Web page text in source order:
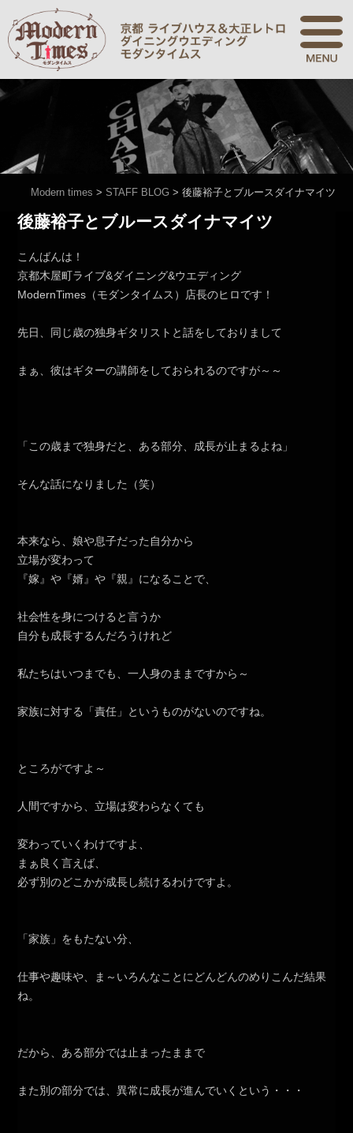
Modern times > STAFF BLOG > 後藤裕子とブルースダイナマイツ
後藤裕子とブルースダイナマイツ
こんばんは！
京都木屋町ライブ&ダイニング&ウエディング
ModernTimes（モダンタイムス）店長のヒロです！
先日、同じ歳の独身ギタリストと話をしておりまして
まぁ、彼はギターの講師をしておられるのですが～～
「この歳まで独身だと、ある部分、成長が止まるよね」
そんな話になりました（笑）
本来なら、娘や息子だった自分から
立場が変わって
『嫁』や『婿』や『親』になることで、
社会性を身につけると言うか
自分も成長するんだろうけれど
私たちはいつまでも、一人身のままですから～
家族に対する「責任」というものがないのですね。
ところがですよ～
人間ですから、立場は変わらなくても
変わっていくわけですよ、
まぁ良く言えば、
必ず別のどこかが成長し続けるわけですよ。
「家族」をもたない分、
仕事や趣味や、ま～いろんなことにどんどんのめりこんだ結果
ね。
だから、ある部分では止まったままで
また別の部分では、異常に成長が進んでいくという・・・